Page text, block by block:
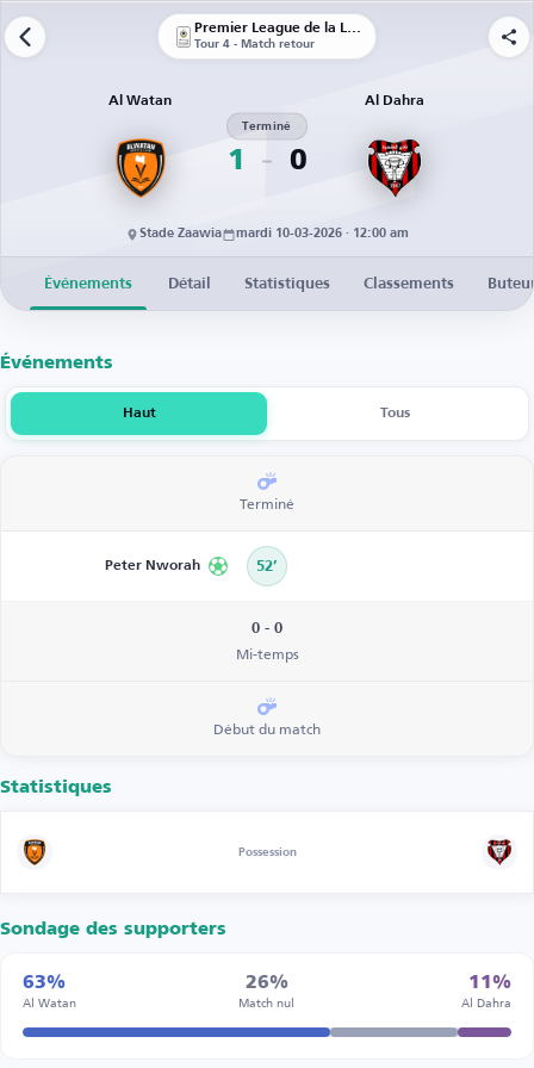
Premier League de la Libye
Tour 4 - Match retour
Al Watan
1
Terminé
0
Al Dahra
Stade Zaawia mardi 10-03-2026 · 12:00 am
Événements Détail Statistiques Classements
Événements
Haut Tous
Terminé
Peter Nworah 52’
0 - 0
Mi-temps
Début du match
Statistiques
Possession
Sondage des supporters
63%
Al Watan
26%
Match nul
11%
Al Dahra